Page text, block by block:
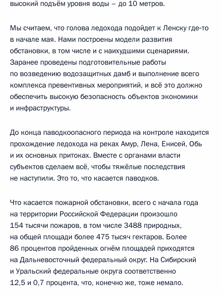
высокий подъём уровня воды – до 10 метров.
Мы считаем, что голова ледохода подойдет к Ленску где‑то
в начале мая. Нами построены модели развития
обстановки, в том числе и с наихудшими сценариями.
Заранее проведены подготовительные работы
по возведению водозащитных дамб и выполнение всего
комплекса превентивных мероприятий, и всё это должно
обеспечить высокую безопасность объектов экономики
и инфраструктуры.
До конца паводкоопасного периода на контроле находится
прохождение ледохода на реках Амур, Лена, Енисей, Обь
и их основных притоках. Вместе с органами власти
субъектов сделаем всё, чтобы тяжёлые последствия
не наступили. Это то, что касается паводков.
Что касается пожарной обстановки, всего с начала года
на территории Российской Федерации произошло
154 тысячи пожаров, в том числе 3488 природных,
на общей площади более 475 тысяч гектаров. Более
86 процентов пройденных огнём площадей приходятся
на Дальневосточный федеральный округ. На Сибирский
и Уральский федеральные округа соответственно
12,5 и 0,7 процента, что, конечно же, тоже немало.